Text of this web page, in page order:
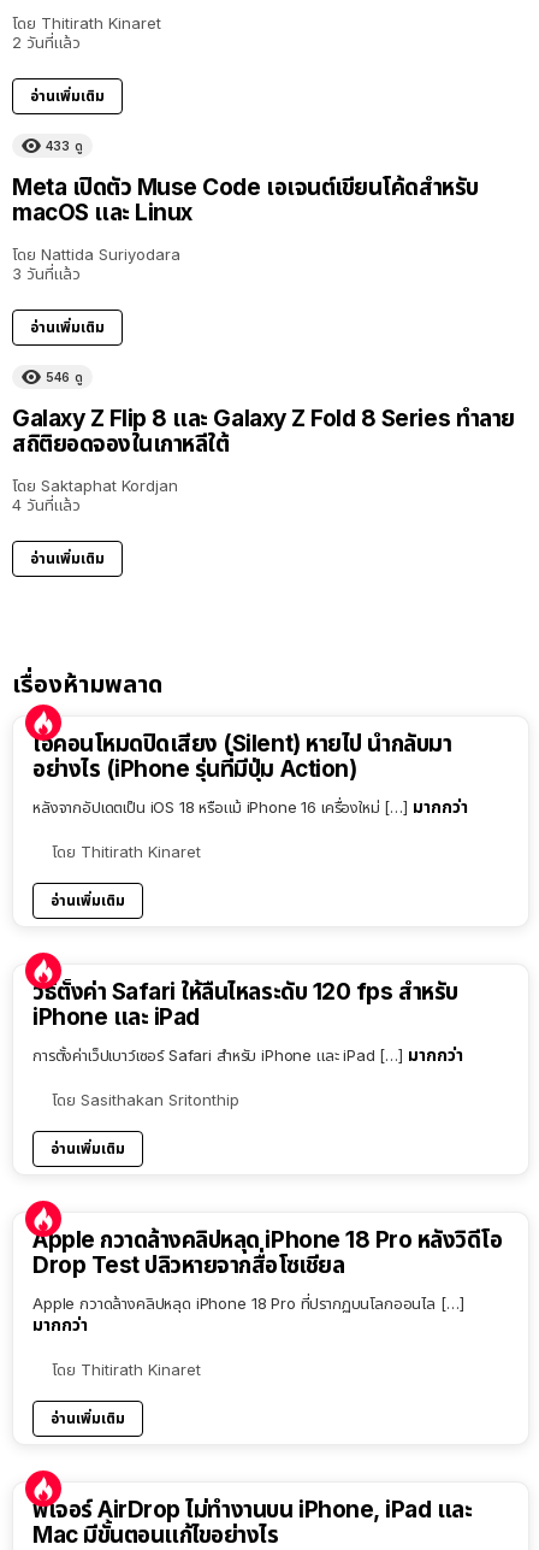
โดย Thitirath Kinaret
2 วันที่แล้ว
อ่านเพิ่มเติม
433 ดู
Meta เปิดตัว Muse Code เอเจนต์เขียนโค้ดสำหรับ
macOS และ Linux
โดย Nattida Suriyodara
3 วันที่แล้ว
อ่านเพิ่มเติม
546 ดู
Galaxy Z Flip 8 และ Galaxy Z Fold 8 Series ทำลาย
สถิติยอดจองในเกาหลีใต้
โดย Saktaphat Kordjan
4 วันที่แล้ว
อ่านเพิ่มเติม
เรื่องห้ามพลาด
ไอคอนโหมดปิดเสียง (Silent) หายไป นำกลับมา
อย่างไร (iPhone รุ่นที่มีปุ่ม Action)
หลังจากอัปเดตเป็น iOS 18 หรือแม้ iPhone 16 เครื่องใหม่ […] มากกว่า
โดย Thitirath Kinaret
อ่านเพิ่มเติม
วิธีตั้งค่า Safari ให้ลื่นไหลระดับ 120 fps สำหรับ
iPhone และ iPad
การตั้งค่าเว็ปเบาว์เซอร์ Safari สำหรับ iPhone และ iPad […] มากกว่า
โดย Sasithakan Sritonthip
อ่านเพิ่มเติม
Apple กวาดล้างคลิปหลุด iPhone 18 Pro หลังวิดีโอ
Drop Test ปลิวหายจากสื่อโซเชียล
Apple กวาดล้างคลิปหลุด iPhone 18 Pro ที่ปรากฏบนโลกออนไล […]
มากกว่า
โดย Thitirath Kinaret
อ่านเพิ่มเติม
ฟีเจอร์ AirDrop ไม่ทำงานบน iPhone, iPad และ
Mac มีขั้นตอนแก้ไขอย่างไร